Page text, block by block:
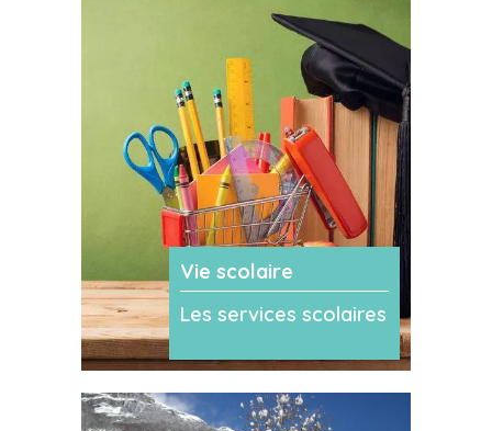
Vie scolaire
Les services scolaires